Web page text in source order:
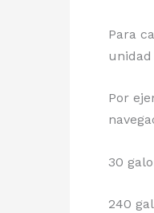
Para
Por
30
240